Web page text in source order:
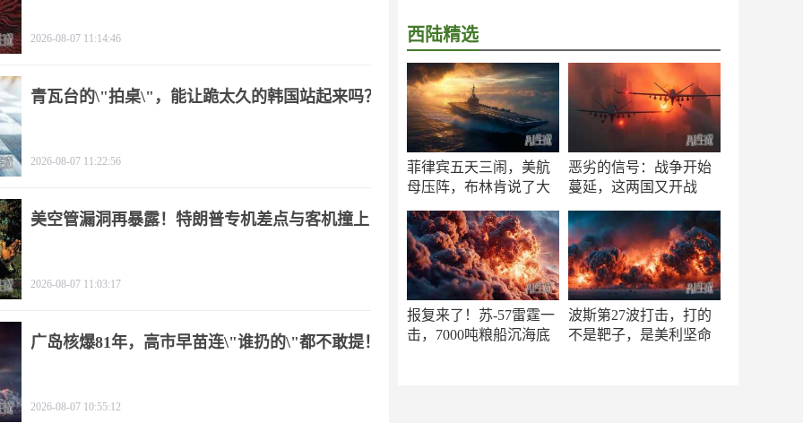
西陆精选
菲律宾五天三闹，美航
母压阵，布林肯说了大
恶劣的信号：战争开始
蔓延，这两国又开战
报复来了！苏-57雷霆一
击，7000吨粮船沉海底
波斯第27波打击，打的
不是靶子，是美利坚命
2026-08-07 11:14:46
青瓦台的\"拍桌\"，能让跪太久的韩国站起来吗？
2026-08-07 11:22:56
美空管漏洞再暴露！特朗普专机差点与客机撞上
2026-08-07 11:03:17
广岛核爆81年，高市早苗连\"谁扔的\"都不敢提！
2026-08-07 10:55:12